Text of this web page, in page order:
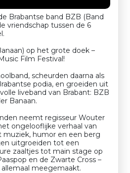
Brabantse band BZB (Band
vriendschap tussen de 6
op het grote doek –
Film Festival!
scheurden daarna als
podia, en groeiden uit
liveband van Brabant: BZB
Banaan.
neemt regisseur Wouter
ongelooflijke verhaal van
muziek, humor en een berg
uitgroeiden tot een
zaaltjes tot main stage op
en de Zwarte Cross –
meegemaakt.